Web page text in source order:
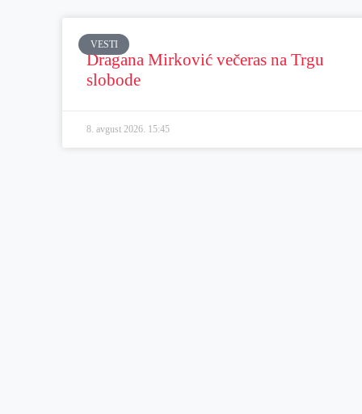
VESTI
Dragana Mirković večeras na Trgu
slobode
8. avgust 2026. 15:45